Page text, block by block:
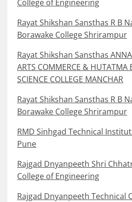
College of Engineering
Rayat Shikshan Sansthas R B
Borawake College Shrirampur
Rayat Shikshan Sansthas
ARTS COMMERCE & HUTATMA
SCIENCE COLLEGE MANCHAR
Rayat Shikshan Sansthas R B
Borawake College Shrirampur
RMD Sinhgad Technical
Pune
Rajgad Dnyanpeeth Shri
College of Engineering
Rajgad Dnyanpeeth Technical